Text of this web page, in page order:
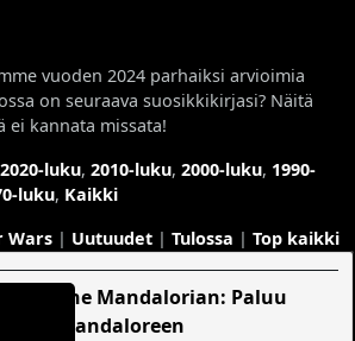
vuoden 2024 parhaiksi arvioimia
on seuraava suosikkikirjasi? Näitä
ei kannata missata!
2020-luku,2010-luku,2000-luku, 1990-
luku, Kaikki
Wars| Uutuudet| Tulossa | Top kaikki
The Mandalorian: Paluu
Mandaloreen